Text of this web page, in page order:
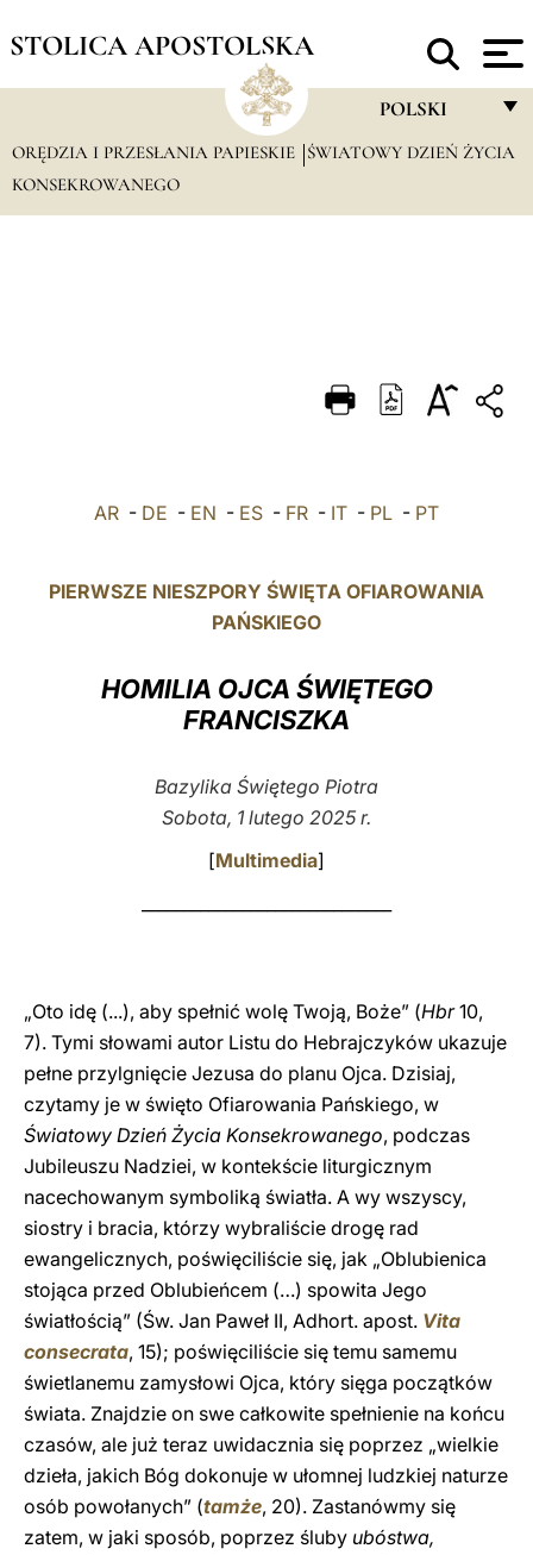
STOLICA APOSTOLSKA
POLSKI
FRANÇAIS
DEUTSCH
中文
ORĘDZIA I PRZESŁANIA PAPIESKIE
ŚWIATOWY DZIEŃ ŻYCIA
KONSEKROWANEGO
AR - DE - EN - ES - FR - IT - PL - PT
PIERWSZE NIESZPORY ŚWIĘTA OFIAROWANIA
PAŃSKIEGO
HOMILIA OJCA ŚWIĘTEGO
FRANCISZKA
Bazylika Świętego Piotra
Sobota, 1 lutego 2025 r.
[Multimedia]
„Oto idę (...), aby spełnić wolę Twoją, Boże” (Hbr10,
7). Tymi słowami autor Listu do Hebrajczyków ukazuje
pełne przylgnięcie Jezusa do planu Ojca. Dzisiaj,
czytamy je w święto Ofiarowania Pańskiego, w
Światowy Dzień Życia Konsekrowanego, podczas
Jubileuszu Nadziei, w kontekście liturgicznym
nacechowanym symboliką światła. A wy wszyscy,
siostry i bracia, którzy wybraliście drogę rad
ewangelicznych, poświęciliście się, jak „Oblubienica
stojąca przed Oblubieńcem (…) spowita Jego
światłością” (Św. Jan Paweł II, Adhort. apost. Vita
consecrata, 15); poświęciliście się temu samemu
świetlanemu zamysłowi Ojca, który sięga początków
świata. Znajdzie on swe całkowite spełnienie na końcu
czasów, ale już teraz uwidacznia się poprzez „wielkie
dzieła, jakich Bóg dokonuje w ułomnej ludzkiej naturze
osób powołanych” (tamże, 20). Zastanówmy się
zatem, w jaki sposób, poprzez śluby ubóstwa,